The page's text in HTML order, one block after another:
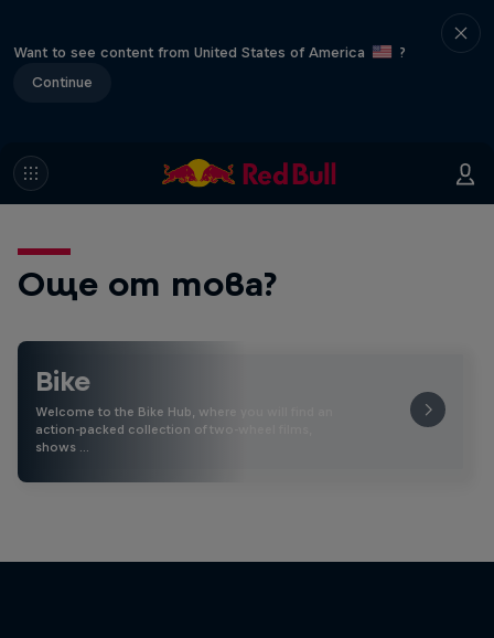
Want to see content from United States of America
?
Continue
Още от това?
Bike
Welcome to the Bike Hub, where you will find an
action-packed collection of two-wheel films,
shows …